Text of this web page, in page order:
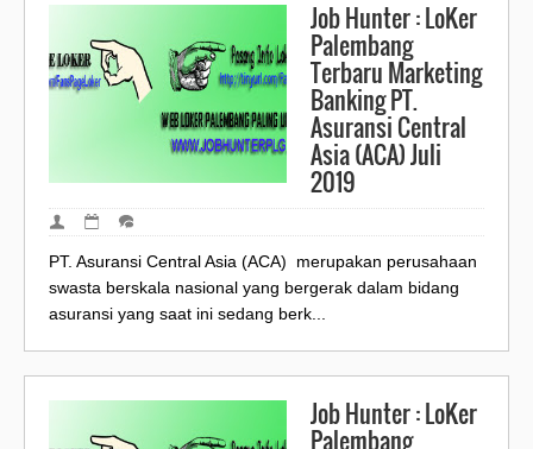
Job Hunter : LoKer
Palembang
Terbaru Marketing
Banking PT.
Asuransi Central
Asia (ACA) Juli
2019
PT. Asuransi Central Asia (ACA) merupakan perusahaan
swasta berskala nasional yang bergerak dalam bidang
asuransi yang saat ini sedang berk...
Job Hunter : LoKer
Palembang